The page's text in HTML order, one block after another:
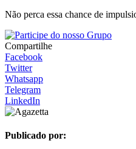
Não perca essa chance de
Compartilhe
Facebook
Twitter
Whatsapp
Telegram
LinkedIn
Publicado por: